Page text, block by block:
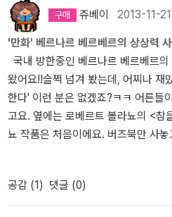
알게 되지 않았던가. 그 외에도 국내
흔적을 엿볼 수가 있다는 것만으로도
되지 않는 책을 쓰기 위해 문학가는
하는 숙명을 지니고 태어난 게 아닐
라 읽기 위해 존재하는 것이다. 그것
는 아니라는 것이다. 존경 받는 작가
필요하다는 게 볼라뇨의 주장인데,
도 마다해서는 안된다는 걸까? 죽음
격의 작가지만 볼라뇨도 그 선까지는
를 경멸하면서도 독자들에게 베스트
가슴 찡하게 다가왔다. 볼라뇨가 부
리를 심연으로 이끌지라도 말입니다
수 있는 유일한 곳일지도 모릅니다.”
기최고의 작가 카프카가 주사위는 이
이후로 그 무엇도 자신과 글쓰기를
고 합니다. 글쓰기와 떨어질 수 없다
요? 솔직히잘 모르겠습니다. 아마도
어디로도 이어지지 않는 길이며, 그
어서고 길을 잃어야 한다는 걸 알고
다. 그 뭔가가 책이든 몸짓이든, 잃
이든, 그 어떤 것이 됐든, 그걸 찾아서
스트는 20세기 말과 21세기 초의 멕
되며, 1백 명이 넘는 여성 연쇄살인
일이 12월 24일이다. 이거슨 크리스
gain 666 마케팅 :) 드디어 나오는
뇨 복습! http://
청렴한 완벽주의자 이미지로 기억해
사소한 규칙은 무시하는 '마초, 자연
부 괜찮아요. D현경 시리즈를 좋아하
분들께 권해드리고 싶네요. 3. 로
우초> 처음 읽는 볼라뇨 작품입니다.
이가 실려있어요. 소설에 비해, 에세
직도 정신이 어질어질. 5편의 소설은
하긴 힘들지만 다른 작품을 읽고 싶
가치는 충분하죠^^ 지금 딱 10페이
클라이머즈 하이>엄청 재밌을 거란
멈추고 나중에 읽어야 할 듯요ㅠ.ㅠ
쥬베이 2013-11-21
'만화' 베르나르 베르베르의 상상력
국내 방한중인 베르나르 베르베르
왔어요!!슬쩍 넘겨 봤는데, 어찌나 재
한다' 이런 분은 없겠죠?ㅋㅋ 어른들
고요. 옆에는 로베르트 볼라뇨의 <참
뇨 작품은 처음이에요. 버즈북만 사
드와인을 연상시키는 표지 뒤에, 거
공감 (1) 댓글 (0)